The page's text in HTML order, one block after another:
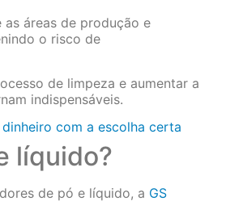
áreas de produção e
o risco de
de limpeza e aumentar a
indispensáveis.
com a escolha certa
líquido?
de pó e líquido, a GS